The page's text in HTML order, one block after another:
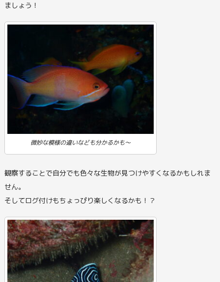
ましょう！
微妙な模様の違いなども分かるかも～
観察することで自分でも色々な生物が見つけやすくなるかもしれま
せん。
そしてログ付けもちょっぴり楽しくなるかも！？